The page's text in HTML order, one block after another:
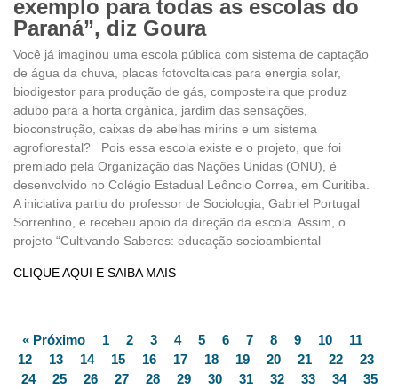
exemplo para todas as escolas do
Paraná”, diz Goura
Você já imaginou uma escola pública com sistema de captação
de água da chuva, placas fotovoltaicas para energia solar,
biodigestor para produção de gás, composteira que produz
adubo para a horta orgânica, jardim das sensações,
bioconstrução, caixas de abelhas mirins e um sistema
agroflorestal? Pois essa escola existe e o projeto, que foi
premiado pela Organização das Nações Unidas (ONU), é
desenvolvido no Colégio Estadual Leôncio Correa, em Curitiba.
A iniciativa partiu do professor de Sociologia, Gabriel Portugal
Sorrentino, e recebeu apoio da direção da escola. Assim, o
projeto “Cultivando Saberes: educação socioambiental
CLIQUE AQUI E SAIBA MAIS
« Próximo 1 2 3 4 5 6 7 8 9 10
11
12
13 14 15 16 17 18 19 20 21 22
23
24
25 26 27 28 29 30 31 32 33 34
35